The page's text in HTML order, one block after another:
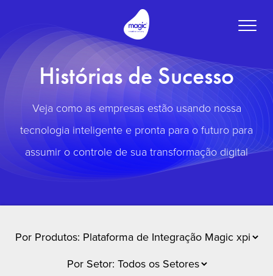
Toggle
Histórias de Sucesso
Veja como as empresas estão usando nossa
tecnologia inteligente e pronta para o futuro para
assumir o controle de sua transformação digital